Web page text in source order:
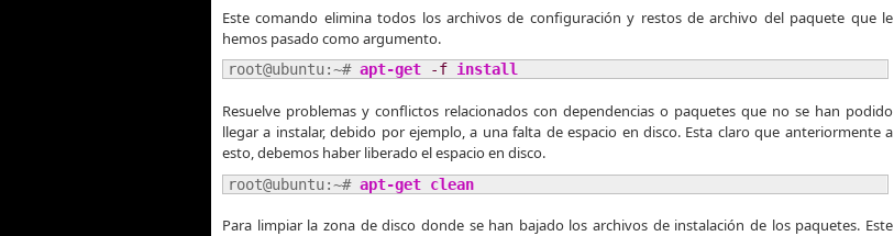
Este comando elimina todos los archivos de configuración y restos de archivo del paquete que le
hemos pasado como argumento.
root@ubuntu:~# apt-get -f install
Resuelve problemas y conflictos relacionados con dependencias o paquetes que no se han podido
llegar a instalar, debido por ejemplo, a una falta de espacio en disco. Esta claro que anteriormente a
esto, debemos haber liberado el espacio en disco.
root@ubuntu:~# apt-get clean
Para limpiar la zona de disco donde se han bajado los archivos de instalación de los paquetes. Este